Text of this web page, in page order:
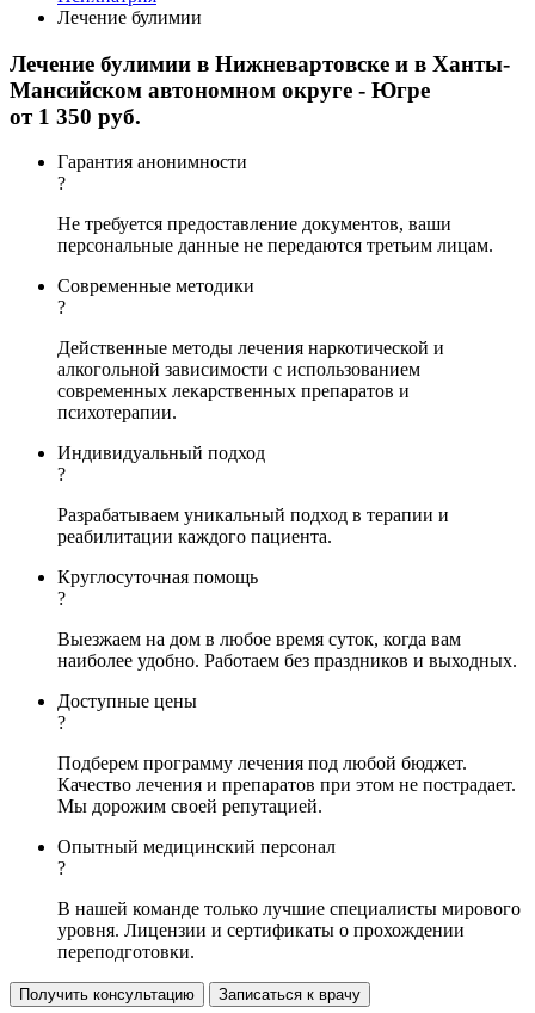
Лечение булимии
Лечение булимии в Нижневартовске и в Ханты-
Мансийском автономном округе - Югре
от 1 350 руб.
Гарантия анонимности
?
Не требуется предоставление документов, ваши
персональные данные не передаются третьим лицам.
Современные методики
?
Действенные методы лечения наркотической и
алкогольной зависимости с использованием
современных лекарственных препаратов и
психотерапии.
Индивидуальный подход
?
Разрабатываем уникальный подход в терапии и
реабилитации каждого пациента.
Круглосуточная помощь
?
Выезжаем на дом в любое время суток, когда вам
наиболее удобно. Работаем без праздников и выходных.
Доступные цены
?
Подберем программу лечения под любой бюджет.
Качество лечения и препаратов при этом не пострадает.
Мы дорожим своей репутацией.
Опытный медицинский персонал
?
В нашей команде только лучшие специалисты мирового
уровня. Лицензии и сертификаты о прохождении
переподготовки.
Получить консультацию Записаться к врачу